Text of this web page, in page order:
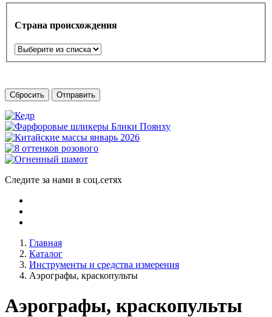
Страна происхождения
Сбросить Отправить
Следите за нами в соц.сетях
Главная
Каталог
Инструменты и средства измерения
Аэрографы, краскопульты
Аэрографы, краскопульты